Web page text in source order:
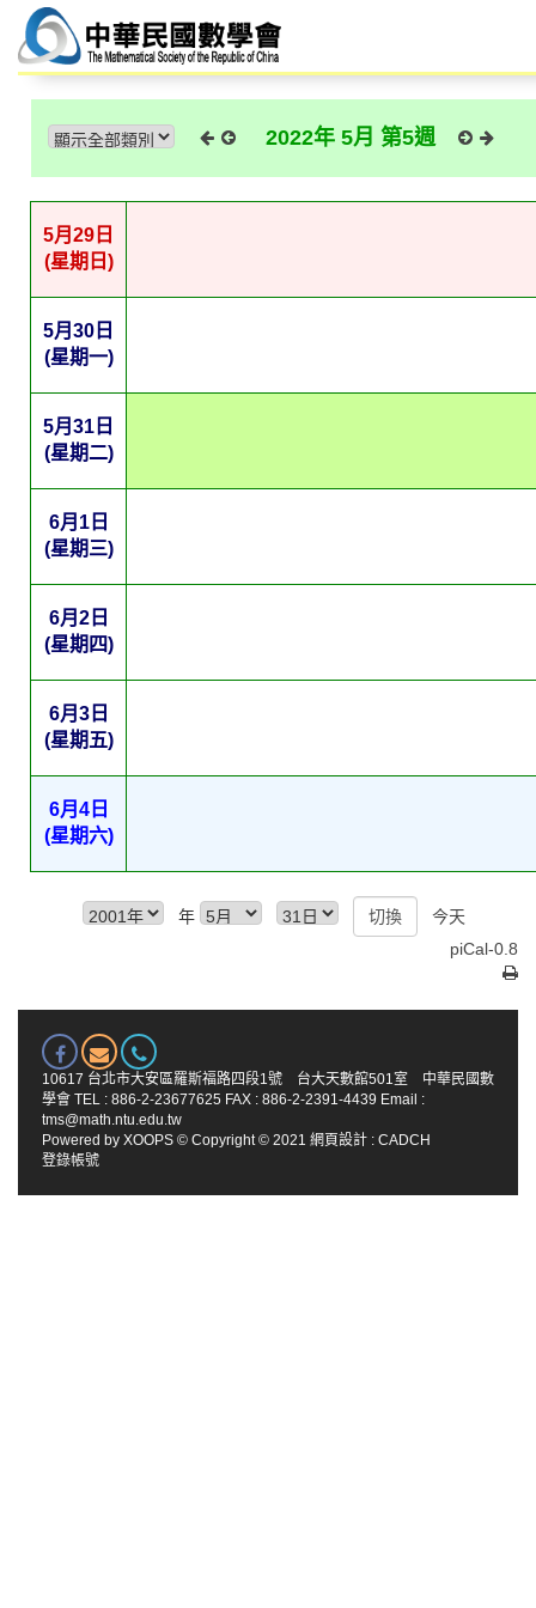
2022年 5月 第5週
5月29日
(星期日)
5月30日
(星期一)
5月31日
(星期二)
6月1日
(星期三)
6月2日
(星期四)
6月3日
(星期五)
6月4日
(星期六)
年
今天
piCal-0.8
10617 台北市大安區羅斯福路四段1號 台大天數館501室 中華民國數
學會 TEL : 886-2-23677625 FAX : 886-2-2391-4439 Email :
tms@math.ntu.edu.tw
Powered by XOOPS © Copyright © 2021 網頁設計 : CADCH
登錄帳號